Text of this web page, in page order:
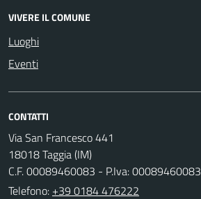
VIVERE IL COMUNE
Luoghi
Eventi
CONTATTI
Via San Francesco 441
18018 Taggia (IM)
C.F. 00089460083 - P.Iva: 00089460083
Telefono: +39 0184 476222